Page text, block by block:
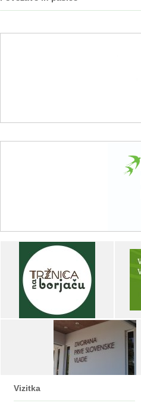
Vizitka